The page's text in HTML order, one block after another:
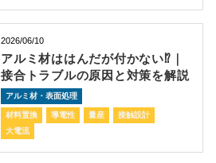
2026/06/10
アルミ材ははんだが付かない⁉｜
接合トラブルの原因と対策を解説
アルミ材・表面処理
材料置換 導電性 量産
接触設計
大電流